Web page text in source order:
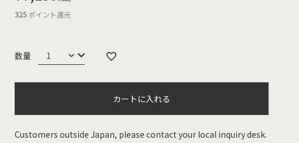
325ポイント還元
カートに入れる
Customers outside Japan, please contact your local inquiry desk.